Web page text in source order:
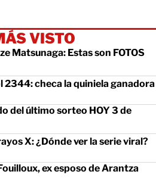
VISTO
Matsunaga: Estas son FOTOS
2344: checa la quiniela ganadora
del último sorteo HOY 3 de
X: ¿Dónde ver la serie viral?
ex esposo de Arantza